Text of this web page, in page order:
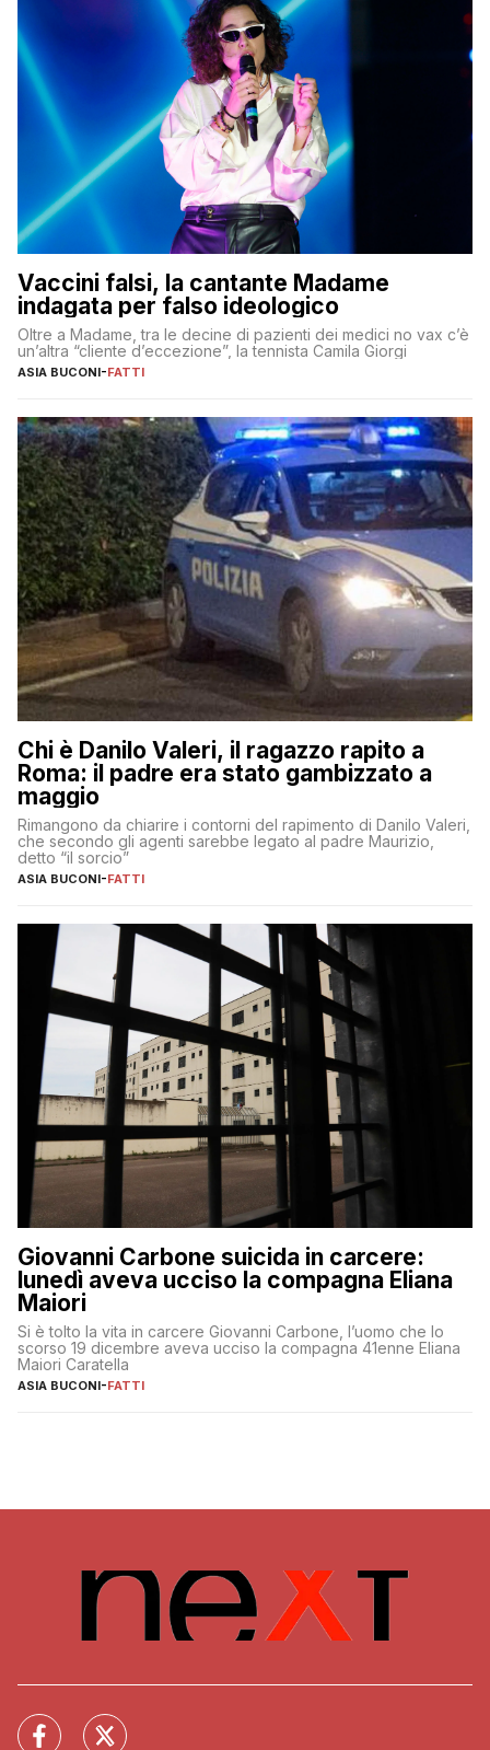
Vaccini falsi, la cantante Madame
indagata per falso ideologico
Oltre a Madame, tra le decine di pazienti dei medici no vax c’è
un’altra “cliente d’eccezione”, la tennista Camila Giorgi
ASIA BUCONI-FATTI
Chi è Danilo Valeri, il ragazzo rapito a
Roma: il padre era stato gambizzato a
maggio
Rimangono da chiarire i contorni del rapimento di Danilo Valeri,
che secondo gli agenti sarebbe legato al padre Maurizio,
detto “il sorcio”
ASIA BUCONI-FATTI
Giovanni Carbone suicida in carcere:
lunedì aveva ucciso la compagna Eliana
Maiori
Si è tolto la vita in carcere Giovanni Carbone, l’uomo che lo
scorso 19 dicembre aveva ucciso la compagna 41enne Eliana
Maiori Caratella
ASIA BUCONI-FATTI